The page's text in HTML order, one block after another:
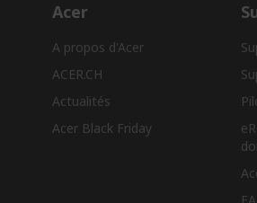
Acer
A propos d'Acer
ACER.CH
Actualités
Acer Black Friday